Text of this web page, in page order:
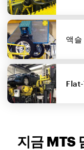
액
지금 MTS